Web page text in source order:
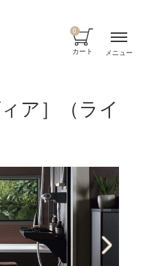
カート
0
ア］（ライ
メニュー